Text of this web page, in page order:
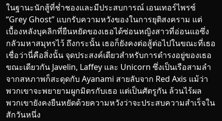
ในฐานะนักสู้ที่ช่ำชองและมีประสบการณ์ เอนเทอร์ไพรซ์
“Grey Ghost” แบกรับความหวังของในการยุติสงคราม แต่
เบื้องหลังบุคลิกที่ยืนหยัดของเธอได้ซ่อนหญิงสาวที่อ่อนแอซึ่ง
กลัวมหาสมุทรไว้ ถึงกระนั้น เธอก็ยังคงต่อสู้ต่อไปในขณะที่เธอ
เชื่อว่านี่คือสิ่งนั้น จุดประสงค์เดียวสำหรับการดำรงอยู่ของเธอ
ขณะเดียวกัน Javelin, Laffey และ Unicorn ซึ่งเป็นเรือสามลำ
จากสหภาพก็สะดุดกับ Ayanami สายลับจาก Red Axis แม้ว่า
พวกเขาจะพยายามผูกมิตรกับเธอ แต่เป็นศัตรูกัน ล้วนไร้ผล
พวกเขายังคงยืนหยัดด้วยความหวังว่าจะประสบความสำเร็จใน
สักวันหนึ่ง